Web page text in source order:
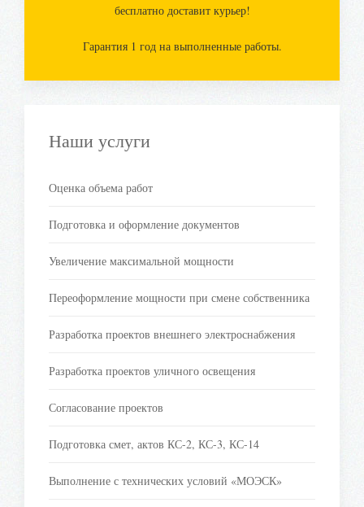
бесплатно доставит курьер!
Гарантия 1 год на выполненные работы.
Наши услуги
Оценка объема работ
Подготовка и оформление документов
Увеличение максимальной мощности
Переоформление мощности при смене собственника
Разработка проектов внешнего электроснабжения
Разработка проектов уличного освещения
Согласование проектов
Подготовка смет, актов КС-2, КС-3, КС-14
Выполнение с технических условий «МОЭСК»